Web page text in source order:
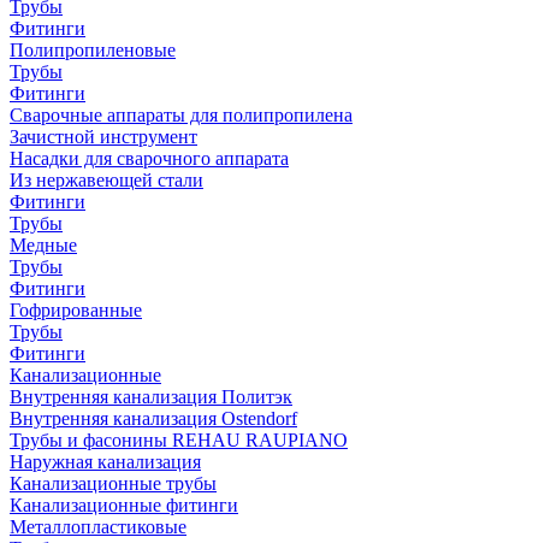
Трубы
Фитинги
Полипропиленовые
Трубы
Фитинги
Сварочные аппараты для полипропилена
Зачистной инструмент
Насадки для сварочного аппарата
Из нержавеющей стали
Фитинги
Трубы
Медные
Трубы
Фитинги
Гофрированные
Трубы
Фитинги
Канализационные
Внутренняя канализация Политэк
Внутренняя канализация Ostendorf
Трубы и фасонины REHAU RAUPIANO
Наружная канализация
Канализационные трубы
Канализационные фитинги
Металлопластиковые